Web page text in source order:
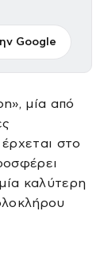
Google
μία από
στο
καλύτερη